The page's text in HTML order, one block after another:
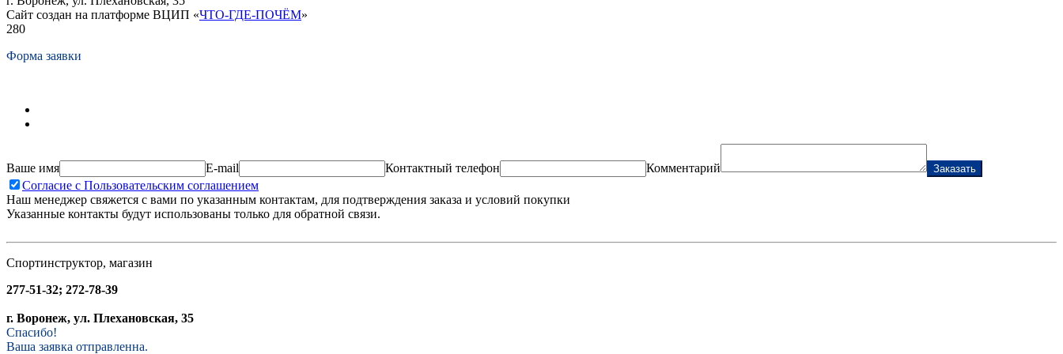
Сайт создан на платформе ВЦИП «ЧТО-ГДЕ-ПОЧЁМ»
280
Форма заявки
Ваше имя E-mail Контактный телефон Комментарий Заказать
Согласие с Пользовательским соглашением
Наш менеджер свяжется с вами по указанным контактам, для подтверждения заказа и условий покупки
Указанные контакты будут использованы только для обратной связи.
Спортинструктор, магазин
277-51-32; 272-78-39
г. Воронеж, ул. Плехановская, 35
Спасибо!
Ваша заявка отправленна.